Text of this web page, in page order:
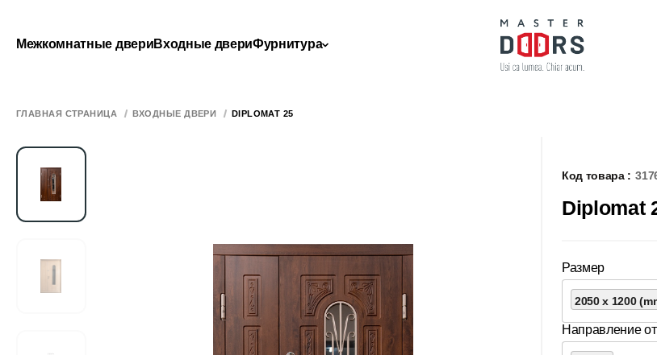
Межкомнатные двериВходные двериФурнитура
ГЛАВНАЯ СТРАНИЦА ВХОДНЫЕ ДВЕРИ DIPLOMAT 25
Код товара :
Diplomat
Размер
2050 x 1200
Направление